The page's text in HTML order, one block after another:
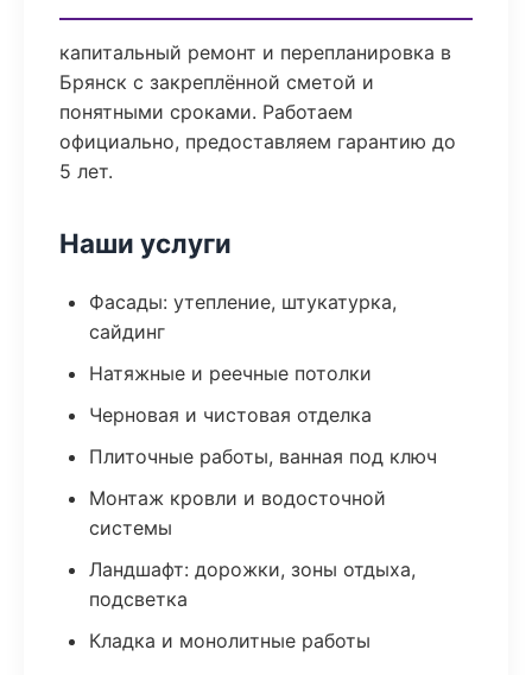
капитальный ремонт и перепланировка в
Брянск с закреплённой сметой и
понятными сроками. Работаем
официально, предоставляем гарантию до
5 лет.
Наши услуги
Фасады: утепление, штукатурка,
сайдинг
Натяжные и реечные потолки
Черновая и чистовая отделка
Плиточные работы, ванная под ключ
Монтаж кровли и водосточной
системы
Ландшафт: дорожки, зоны отдыха,
подсветка
Кладка и монолитные работы